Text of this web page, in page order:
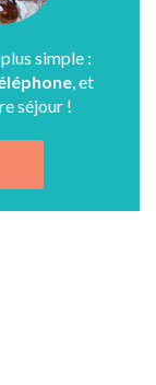
simple :
, et
séjour !